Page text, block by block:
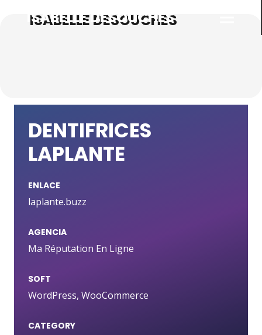
ISABELLE DESOUCHES
DENTIFRICES
LAPLANTE
ENLACE
laplante.buzz
AGENCIA
Ma Réputation En Ligne
SOFT
WordPress, WooCommerce
CATEGORY